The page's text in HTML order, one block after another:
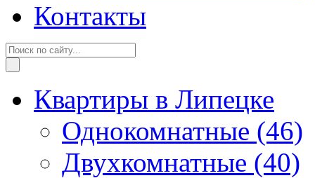
Контакты
Квартиры в Липецке
Однокомнатные (46)
Двухкомнатные (40)